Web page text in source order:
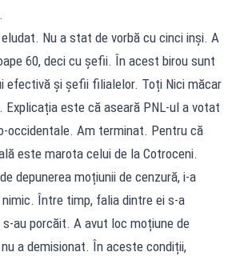
Nu a stat de vorbă cu cinci inși. A
60, deci cu șefii. În acest birou sunt
efectivă și șefii filialelor. Toți Nici măcar
Explicația este că aseară PNL-ul a votat
occidentale. Am terminat. Pentru că
este marota celui de la Cotroceni.
depunerea moțiunii de cenzură, i-a
Între timp, falia dintre ei s-a
au porcăit. A avut loc moțiune de
a demisionat. În aceste condiții,